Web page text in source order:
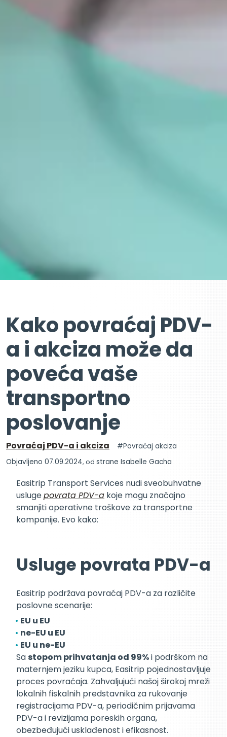
Kako povraćaj PDV-
a i akciza može da
poveća vaše
transportno
poslovanje
Povraćaj PDV-a i akciza
Povraćaj akciza
Objavljeno 07.09.2024, od strane Isabelle Gacha
Easitrip Transport Services nudi sveobuhvatne
uslugepovrata PDV-a koje mogu značajno
smanjiti operativne troškove za transportne
kompanije. Evo kako:
Usluge povrata PDV-a
Easitrip podržava povraćaj PDV-a za različite
poslovne scenarije:
EU u EU
ne-EU u EU
EU u ne-EU
Sa stopom prihvatanja od 99%i podrškom na
maternjem jeziku kupca, Easitrip pojednostavljuje
proces povraćaja. Zahvaljujući našoj širokoj mreži
lokalnih fiskalnih predstavnika za rukovanje
registracijama PDV-a, periodičnim prijavama
PDV-a i revizijama poreskih organa,
obezbeđujući usklađenost i efikasnost.